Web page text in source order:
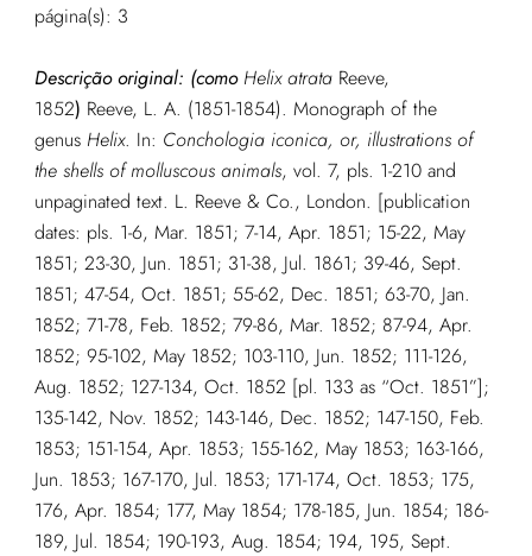
página(s): 3
Descrição original: (como Helix atrataReeve,
1852) Reeve, L. A. (1851-1854). Monograph of the
genus Helix. In: Conchologia iconica, or, illustrations of
the shells of molluscous animals, vol. 7, pls. 1-210 and
unpaginated text. L. Reeve & Co., London. [publication
dates: pls. 1-6, Mar. 1851; 7-14, Apr. 1851; 15-22, May
1851; 23-30, Jun. 1851; 31-38, Jul. 1861; 39-46, Sept.
1851; 47-54, Oct. 1851; 55-62, Dec. 1851; 63-70, Jan.
1852; 71-78, Feb. 1852; 79-86, Mar. 1852; 87-94, Apr.
1852; 95-102, May 1852; 103-110, Jun. 1852; 111-126,
Aug. 1852; 127-134, Oct. 1852 [pl. 133 as “Oct. 1851”];
135-142, Nov. 1852; 143-146, Dec. 1852; 147-150, Feb.
1853; 151-154, Apr. 1853; 155-162, May 1853; 163-166,
Jun. 1853; 167-170, Jul. 1853; 171-174, Oct. 1853; 175,
176, Apr. 1854; 177, May 1854; 178-185, Jun. 1854; 186-
189, Jul. 1854; 190-193, Aug. 1854; 194, 195, Sept.